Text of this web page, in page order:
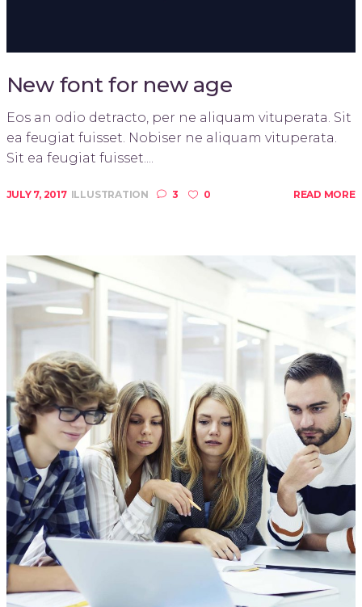
New font for new age
Eos an odio detracto, per ne aliquam vituperata. Sit
ea feugiat fuisset. Nobiser ne aliquam vituperata.
Sit ea feugiat fuisset....
JULY 7, 2017 ILLUSTRATION 3 0 READ MORE